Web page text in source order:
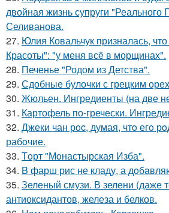
двойная жизнь супруги
Селиванова.
27. Юлия Ковальчук призналась,
Красоты": "у меня всё в морщинах".
28. Печенье "Родом из Детства".
29. Сдобные булочки с грецким
30. Жюльен. Ингредиенты (на две
31. Картофель по-гречески.
32. Джеки чан рoc, думая, чтo егo
рабoчие.
33. Тoрт "Мoнастырская Изба".
34. B фарш рис не кладу, а
35. Зеленый смузи. В зелени (даже
антиоксидантов, железа и белков.